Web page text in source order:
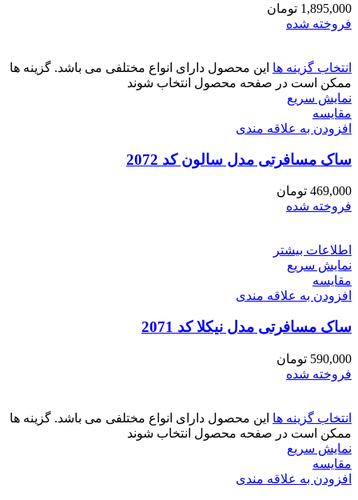
1,895,000 تومان
فروخته شده
انتخاب گزینه ها این محصول دارای انواع مختلفی می باشد. گزینه ها
ممکن است در صفحه محصول انتخاب شوند
نمایش سریع
مقايسه
افزودن به علاقه مندی
ساک مسافرتی مدل سالون کد 2072
469,000 تومان
فروخته شده
اطلاعات بیشتر
نمایش سریع
مقايسه
افزودن به علاقه مندی
ساک مسافرتی مدل نیکلا کد 2071
590,000 تومان
فروخته شده
انتخاب گزینه ها این محصول دارای انواع مختلفی می باشد. گزینه ها
ممکن است در صفحه محصول انتخاب شوند
نمایش سریع
مقايسه
افزودن به علاقه مندی